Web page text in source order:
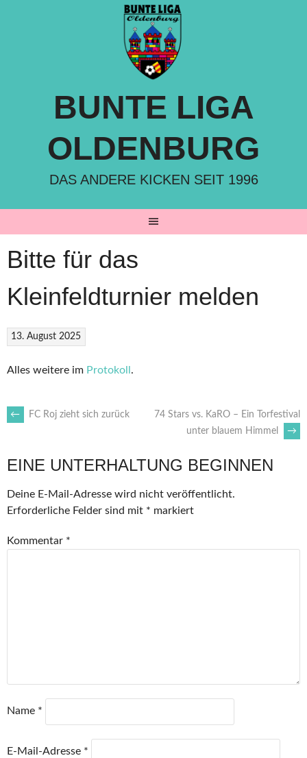
BUNTE LIGA
OLDENBURG
DAS ANDERE KICKEN SEIT 1996
Bitte für das
Kleinfeldturnier melden
13. August 2025
Alles weitere im Protokoll.
ARTIKEL-
NAVIGATION
← FC Roj zieht sich zurück
74 Stars vs. KaRO – Ein Torfestival
unter blauem Himmel
→
EINE UNTERHALTUNG BEGINNEN
Deine E-Mail-Adresse wird nicht veröffentlicht.
Erforderliche Felder sind mit * markiert
Kommentar *
Name *
E-Mail-Adresse *